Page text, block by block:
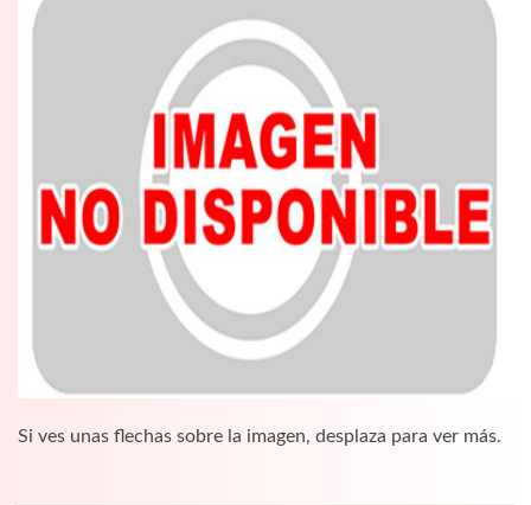
Si ves unas flechas sobre la imagen, desplaza para ver más.